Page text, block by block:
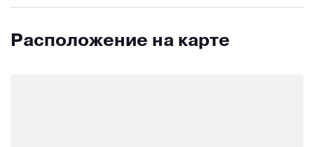
Расположение на карте